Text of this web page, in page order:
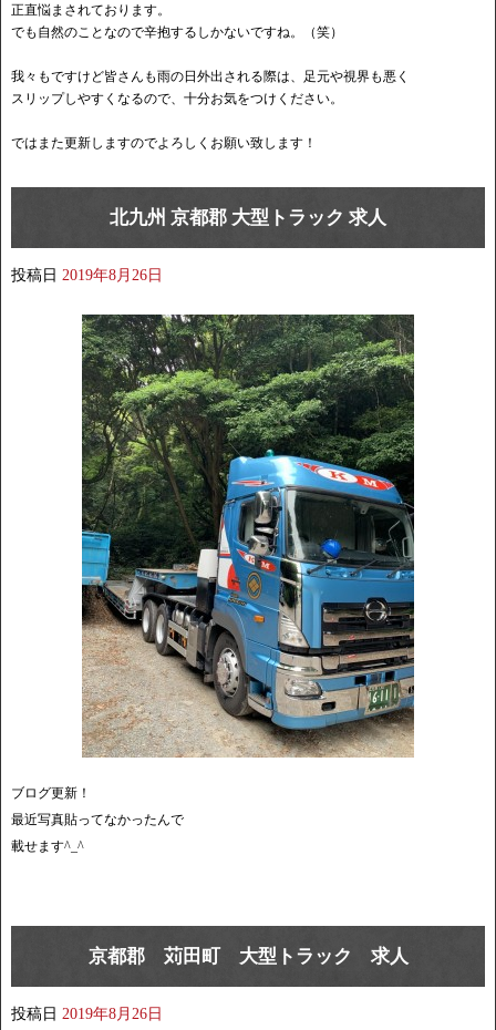
正直悩まされております。
でも自然のことなので辛抱するしかないですね。（笑）
我々もですけど皆さんも雨の日外出される際は、足元や視界も悪く
スリップしやすくなるので、十分お気をつけください。
ではまた更新しますのでよろしくお願い致します！
北九州 京都郡 大型トラック 求人
投稿日 2019年8月26日
ブログ更新！
最近写真貼ってなかったんで
載せます^_^
京都郡 苅田町 大型トラック 求人
投稿日 2019年8月26日